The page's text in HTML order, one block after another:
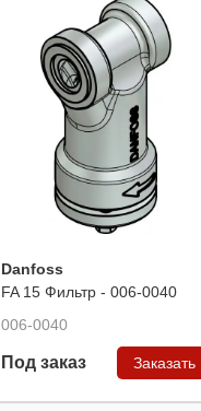
Danfoss
FA 15 Фильтр - 006-0040
006-0040
Под заказ Заказать